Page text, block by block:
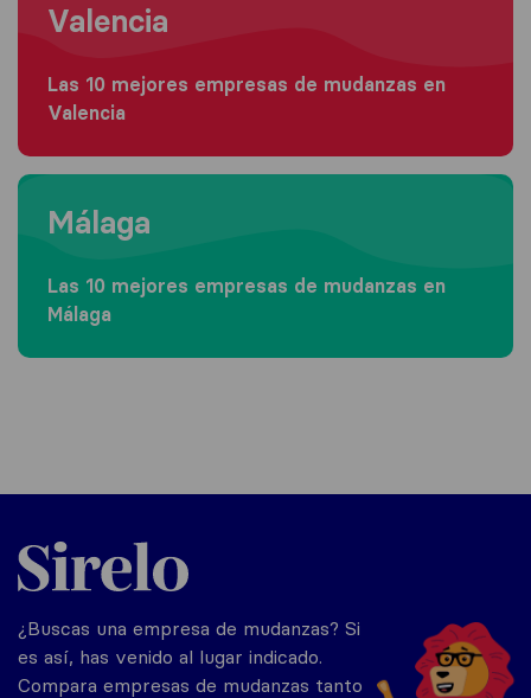
Valencia
Las 10 mejores empresas de mudanzas en
Valencia
Moving to Málaga
Málaga
Las 10 mejores empresas de mudanzas en
Málaga
Sirelo.es
¿Buscas una empresa de mudanzas? Si
es así, has venido al lugar indicado.
Compara empresas de mudanzas tanto